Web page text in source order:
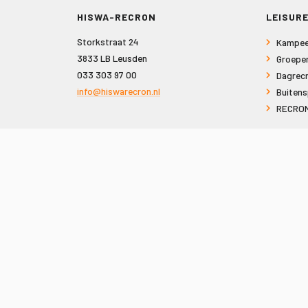
HISWA-RECRON
Storkstraat 24
3833 LB Leusden
033 303 97 00
info@hiswarecron.nl